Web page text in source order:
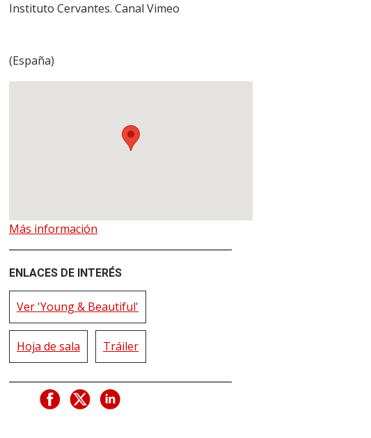
Instituto Cervantes. Canal Vimeo
(España)
Más información
ENLACES DE INTERÉS
Ver 'Young & Beautiful'
Hoja de sala Tráiler